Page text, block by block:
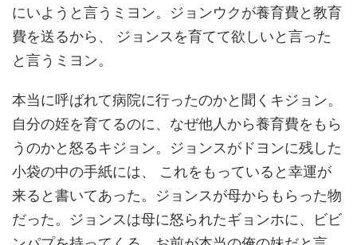
にいようと言うミヨン。ジョンウクが養育費と教育
費を送るから、 ジョンスを育てて欲しいと言った
と言うミヨン。
本当に呼ばれて病院に行ったのかと聞くキジョン。
自分の姪を育てるのに、なぜ他人から養育費をもら
うのかと怒るキジョン。ジョンスがドヨンに残した
小袋の中の手紙には、 これをもっていると幸運が
来ると書いてあった。ジョンスが母からもらった物
だった。ジョンスは母に怒られたギョンホに、ビビ